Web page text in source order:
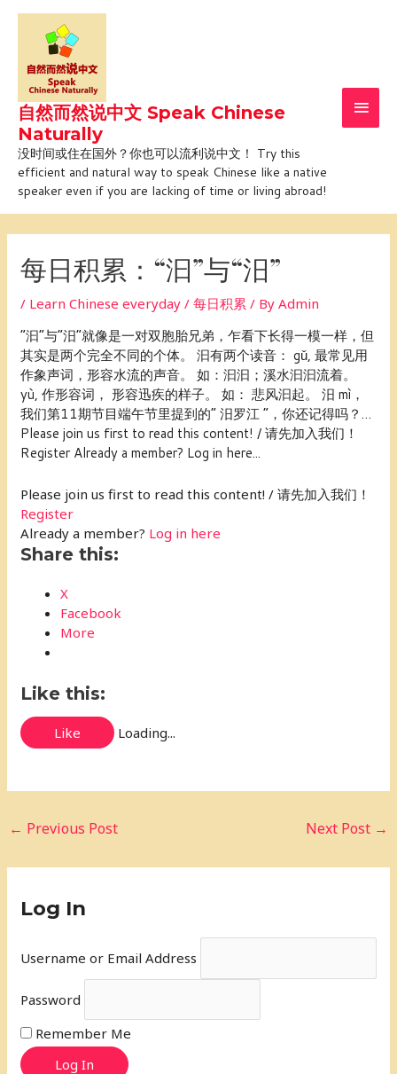
Skip
content
自然而然说中文 Speak Chinese
Naturally
没时间或住在国外？你也可以流利说中文！ Try this
efficient and natural way to speak Chinese like a native
speaker even if you are lacking of time or living abroad!
每日积累：“汩”与“汨”
/ Learn Chinese everyday / 每日积累 / ByAdmin
“汩”与“汨”就像是一对双胞胎兄弟，乍看下长得一模一样，但
其实是两个完全不同的个体。 汩有两个读音： gǔ, 最常见用
作象声词，形容水流的声音。 如：汩汩；溪水汩汩流着。
yù, 作形容词， 形容迅疾的样子。 如： 悲风汩起。 汨 mì，
我们第11期节目端午节里提到的“ 汨罗江 ”，你还记得吗？…
Please join us first to read this content! / 请先加入我们！
Register Already a member? Log in here...
Please join us first to read this content! / 请先加入我们！
Register
Already a member? Log in here
Share this:
X
Facebook
More
Like this:
Like Loading...
← Previous Post Next Post →
Log In
Username or Email Address
Password
Remember Me
Log In